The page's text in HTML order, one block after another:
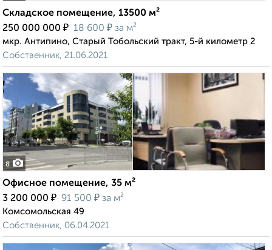
Складское помещение, 13500 м²
250 000 000 ₽ 18 600 ₽ за м²
мкр. Антипино, Старый Тобольский тракт, 5-й километр 2
Собственник, 21.06.2021
8
Офисное помещение, 35 м²
3 200 000 ₽ 91 500 ₽ за м²
Комсомольская 49
Собственник, 06.04.2021